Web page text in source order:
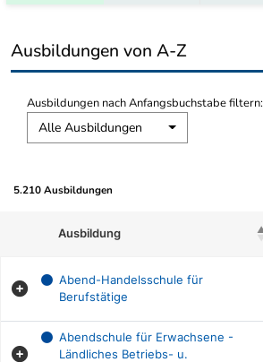
Ausbildungen von A-Z
Ausbildungen nach Anfangsbuchstabe filtern:
Alle Ausbildungen
5.210 Ausbildungen
Ausbildung
Abend-Handelsschule für
Berufstätige
Abendschule für Erwachsene -
Ländliches Betriebs- u.